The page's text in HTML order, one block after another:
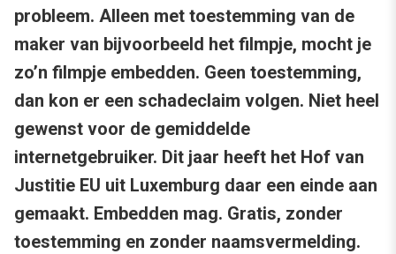
probleem. Alleen met toestemming van de
maker van bijvoorbeeld het filmpje, mocht je
zo’n filmpje embedden. Geen toestemming,
dan kon er een schadeclaim volgen. Niet heel
gewenst voor de gemiddelde
internetgebruiker. Dit jaar heeft het Hof van
Justitie EU uit Luxemburg daar een einde aan
gemaakt. Embedden mag. Gratis, zonder
toestemming en zonder naamsvermelding.